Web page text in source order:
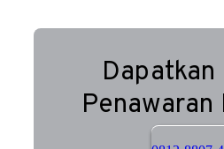
Dapatkan
Penawaran